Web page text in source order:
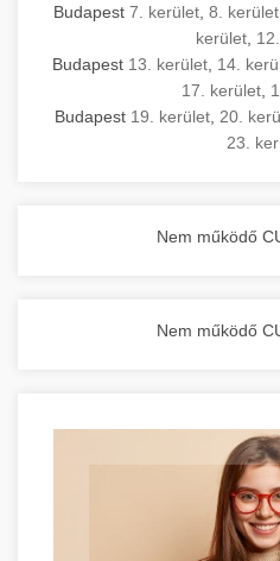
Budapest 7. kerület, 8. kerület,
kerület
Budapest 13. kerület 14.
17. kerület
Budapest 19. kerület 20.
23.
Nem működő
Nem működő